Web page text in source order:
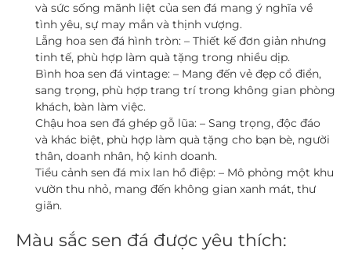
và sức sống mãnh liệt của sen đá mang ý nghĩa về
tình yêu, sự may mắn và thịnh vượng.
Lẵng hoa sen đá hình tròn: – Thiết kế đơn giản nhưng
tinh tế, phù hợp làm quà tặng trong nhiều dịp.
Bình hoa sen đá vintage: – Mang đến vẻ đẹp cổ điển,
sang trọng, phù hợp trang trí trong không gian phòng
khách, bàn làm việc.
Chậu hoa sen đá ghép gỗ lũa: – Sang trọng, độc đáo
và khác biệt, phù hợp làm quà tặng cho bạn bè, người
thân, doanh nhân, hộ kinh doanh.
Tiểu cảnh sen đá mix lan hồ điệp: – Mô phỏng một khu
vườn thu nhỏ, mang đến không gian xanh mát, thư
giãn.
Màu sắc sen đá được yêu thích: